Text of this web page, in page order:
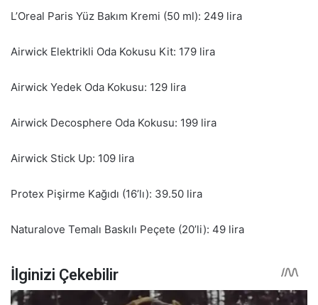
L’Oreal Paris Yüz Bakım Kremi (50 ml): 249 lira
Airwick Elektrikli Oda Kokusu Kit: 179 lira
Airwick Yedek Oda Kokusu: 129 lira
Airwick Decosphere Oda Kokusu: 199 lira
Airwick Stick Up: 109 lira
Protex Pişirme Kağıdı (16’lı): 39.50 lira
Naturalove Temalı Baskılı Peçete (20’li): 49 lira